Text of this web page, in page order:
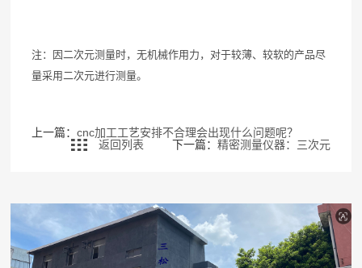
注：因二次元测量时，无机械作用力，对于较薄、较软的产品尽
量采用二次元进行测量。
上一篇： cnc加工工艺安排不合理会出现什么问题呢？
返回列表
下一篇： 精密测量仪器：三次元